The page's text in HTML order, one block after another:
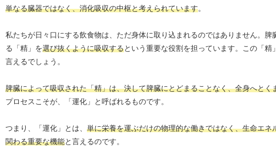
単なる臓器ではなく、消化吸収の中枢と考えられています。
私たちが日々口にする飲食物は、ただ身体に取り込まれるのではありません。
る「精」を選び抜くように吸収するという重要な役割を担っています。この「
言えるでしょう。
脾臓によって吸収された「精」は、決して脾臓にとどまることなく、全身へとく
プロセスこそが、「運化」と呼ばれるものです。
つまり、「運化」とは、 単に栄養を運ぶだけの物理的な働きではなく、生命エ
関わる重要な機能と言えるのです。